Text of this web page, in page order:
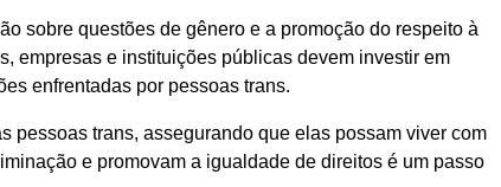
sobre questões de gênero e a promoção do respeito à
empresas e instituições públicas devem investir em
enfrentadas por pessoas trans.
pessoas trans, assegurando que elas possam viver com
e promovam a igualdade de direitos é um passo